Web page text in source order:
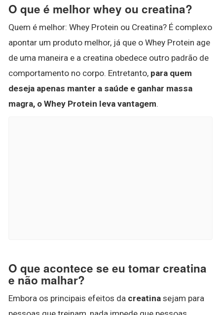
O que é melhor whey ou creatina?
Quem é melhor: Whey Protein ou Creatina? É complexo
apontar um produto melhor, já que o Whey Protein age
de uma maneira e a creatina obedece outro padrão de
comportamento no corpo. Entretanto, para quem
deseja apenas manter a saúde e ganhar massa
magra, o Whey Protein leva vantagem.
O que acontece se eu tomar creatina
e não malhar?
Embora os principais efeitos da creatina sejam para